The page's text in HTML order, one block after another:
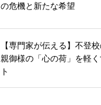
の危機と新たな希望
【専門家が伝える】不登
親御様の「心の荷」を軽
ト